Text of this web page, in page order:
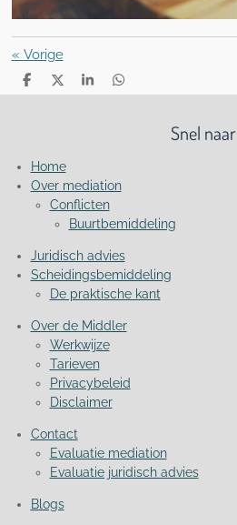
« Vorige
D
e
D
e
S
h
D
e
Snel naar
Home
Over mediation
Conflicten
Buurtbemiddeling
Juridisch advies
Scheidingsbemiddeling
De praktische kant
Over de Middler
Werkwijze
Tarieven
Privacybeleid
Disclaimer
Contact
Evaluatie mediation
Evaluatie juridisch advies
Blogs